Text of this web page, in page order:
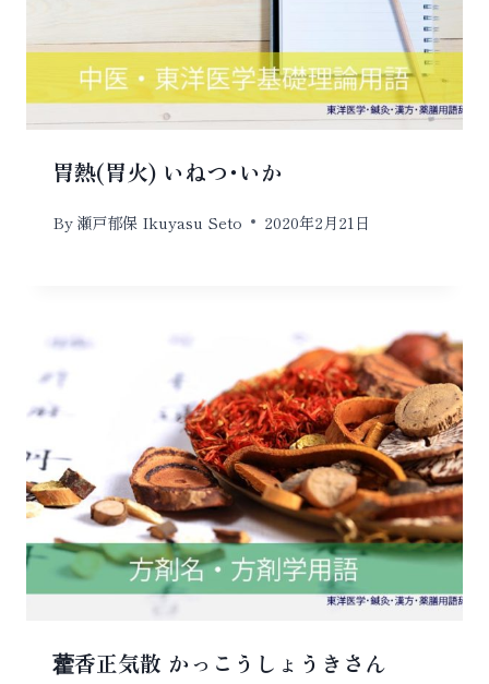
胃熱(胃火) いねつ･いか
By瀬戸郁保 Ikuyasu Seto 2020年2月21日
藿香正気散 かっこうしょうきさん